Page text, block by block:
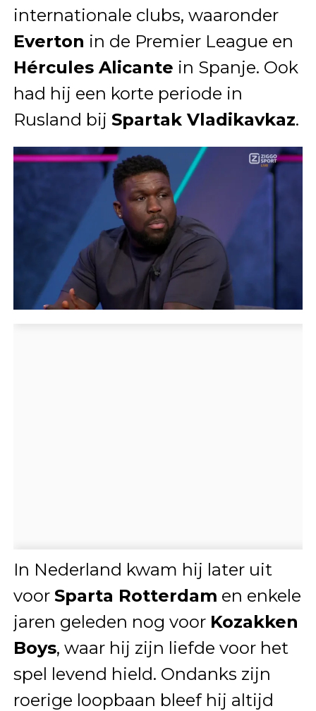
internationale clubs, waaronder
Everton in de Premier League en
Hércules Alicante in Spanje. Ook
had hij een korte periode in
Rusland bij Spartak Vladikavkaz.
In Nederland kwam hij later uit
voor Sparta Rotterdam en enkele
jaren geleden nog voor Kozakken
Boys, waar hij zijn liefde voor het
spel levend hield. Ondanks zijn
roerige loopbaan bleef hij altijd